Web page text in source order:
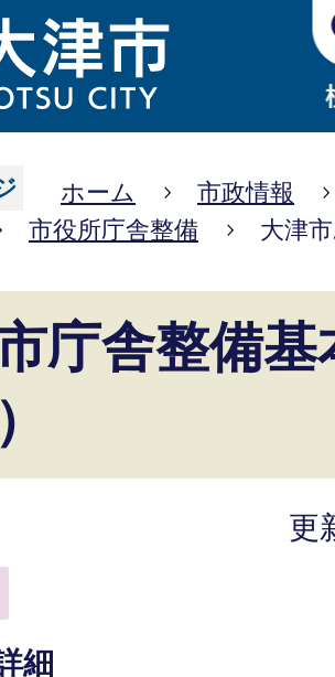
ホーム
市政情報
市役所庁舎整備 大津
庁舎整備基
更
細